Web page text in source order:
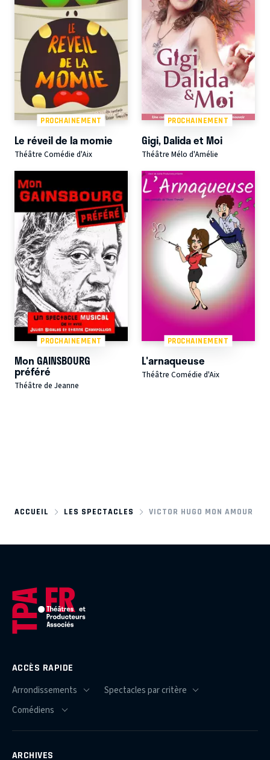
PROCHAINEMENT
Le réveil de la momie
Théâtre Comédie d'Aix
PROCHAINEMENT
Gigi, Dalida et Moi
Théâtre Mélo d'Amélie
PROCHAINEMENT
Mon GAINSBOURG
préféré
Théâtre de Jeanne
PROCHAINEMENT
L'arnaqueuse
Théâtre Comédie d'Aix
ACCUEIL LES SPECTACLES VICTOR HUGO MON AMOUR
ACCÈS RAPIDE
ARCHIVES